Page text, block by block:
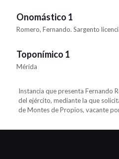
Onomástico 1
Romero, Fernando. Sargento
Toponímico 1
Mérida
Instancia que presenta Fernando
del ejército, mediante la que
de Montes de Propios, vacante